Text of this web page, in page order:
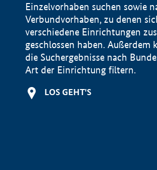
Einzelvorhaben suchen sowie
Verbundvorhaben, zu denen
verschiedene Einrichtungen
geschlossen haben. Außerdem
die Suchergebnisse nach
Art der Einrichtung filtern.
LOS GEHT'S